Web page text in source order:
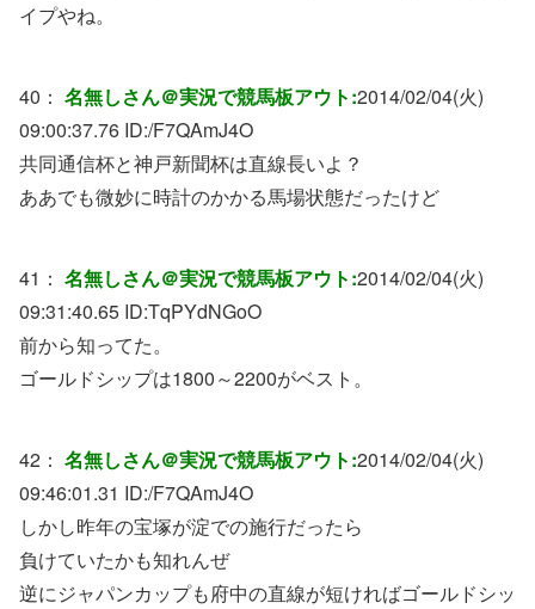
イプやね。
40： 名無しさん＠実況で競馬板アウト:2014/02/04(火)
09:00:37.76 ID:/F7QAmJ4O
共同通信杯と神戸新聞杯は直線長いよ？
ああでも微妙に時計のかかる馬場状態だったけど
41： 名無しさん＠実況で競馬板アウト:2014/02/04(火)
09:31:40.65 ID:TqPYdNGoO
前から知ってた。
ゴールドシップは1800～2200がベスト。
42： 名無しさん＠実況で競馬板アウト:2014/02/04(火)
09:46:01.31 ID:/F7QAmJ4O
しかし昨年の宝塚が淀での施行だったら
負けていたかも知れんぜ
逆にジャパンカップも府中の直線が短ければゴールドシッ